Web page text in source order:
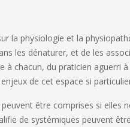
la physiologie et la
les dénaturer, et de les
chacun, du praticien aguerri
de cet espace si
être comprises si elles
de systémiques peuvent